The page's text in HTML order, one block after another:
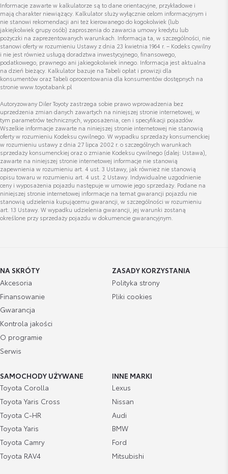
mariusz.gawel@lexus-krakow.com.pl
Kacper Dobosz
Specjalista ds. Odkupu Samochodów Używanych
Wyświetl numer
kacper.dobosz@toyota.radom.pl
Grzegorz Bubniak
Specjalista ds. Odkupu Samochodów Używanych
Wyświetl numer
Informacje zawarte w kalkulatorze są to dane orientacyjne, przykładowe i
mają charakter niewiążący. Kalkulator służy wyłącznie celom informacyjnym i
nie stanowi rekomendacji ani też kierowanego do kogokolwiek (lub
jakiejkolwiek grupy osób) zaproszenia do zawarcia umowy kredytu lub
pożyczki na zaprezentowanych warunkach. Informacja ta, w szczególności, nie
stanowi oferty w rozumieniu Ustawy z dnia 23 kwietnia 1964 r. – Kodeks cywilny
i nie jest również usługą doradztwa inwestycyjnego, finansowego,
podatkowego, prawnego ani jakiegokolwiek innego. Informacja jest aktualna
na dzień bieżący. Kalkulator bazuje na Tabeli opłat i prowizji dla
konsumentów oraz Tabeli oprocentowania dla konsumentów dostępnych na
stronie www.toyotabank.pl
Autoryzowany Diler Toyoty zastrzega sobie prawo wprowadzenia bez
uprzedzenia zmian danych zawartych na niniejszej stronie internetowej, w
tym parametrów technicznych, wyposażenia, cen i specyfikacji pojazdów.
Wszelkie informacje zawarte na niniejszej stronie internetowej nie stanowią
oferty w rozumieniu Kodeksu cywilnego. W wypadku sprzedaży konsumenckiej
w rozumieniu ustawy z dnia 27 lipca 2002 r. o szczególnych warunkach
sprzedaży konsumenckiej oraz o zmianie Kodeksu cywilnego (dalej: Ustawa),
zawarte na niniejszej stronie internetowej informacje nie stanowią
zapewnienia w rozumieniu art. 4 ust. 3 Ustawy, jak również nie stanowią
opisu towaru w rozumieniu art. 4 ust. 2 Ustawy. Indywidualne uzgodnienie
ceny i wyposażenia pojazdu następuje w umowie jego sprzedaży. Podane na
niniejszej stronie internetowej informacje na temat gwarancji pojazdu nie
stanowią udzielenia kupującemu gwarancji, w szczególności w rozumieniu
art. 13 Ustawy. W wypadku udzielenia gwarancji, jej warunki zostaną
określone przy sprzedaży pojazdu w dokumencie gwarancyjnym.
NA SKRÓTY
Akcesoria
Finansowanie
Gwarancja
Kontrola jakości
O programie
Serwis
ZASADY KORZYSTANIA
Polityka strony
Pliki cookies
SAMOCHODY UŻYWANE
Toyota Corolla
Toyota Yaris Cross
Toyota C-HR
Toyota Yaris
Toyota Camry
Toyota RAV4
INNE MARKI
Lexus
Nissan
Audi
BMW
Ford
Mitsubishi